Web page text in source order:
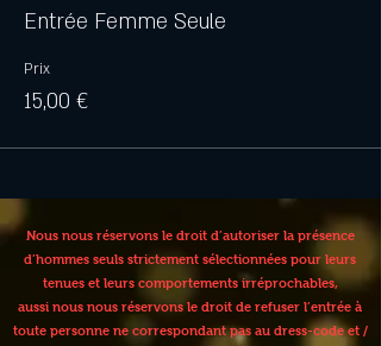
Entrée Femme Seule
Prix
15,00 €
Nous nous réservons le droit d’autoriser la présence
d’hommes seuls strictement sélectionnées pour leurs
tenues et leurs comportements irréprochables,
aussi nous nous réservons le droit de refuser l’entrée à
toute personne ne correspondant pas au dress-code et /